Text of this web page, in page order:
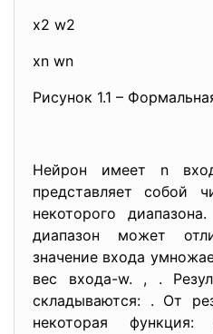
x2 w2
xn wn
Рисунок 1.1 –
Нейрон имеет n
представляет собой
некоторого
диапазон может
значение входа
вес входа-w. , .
складываются: . От
некоторая